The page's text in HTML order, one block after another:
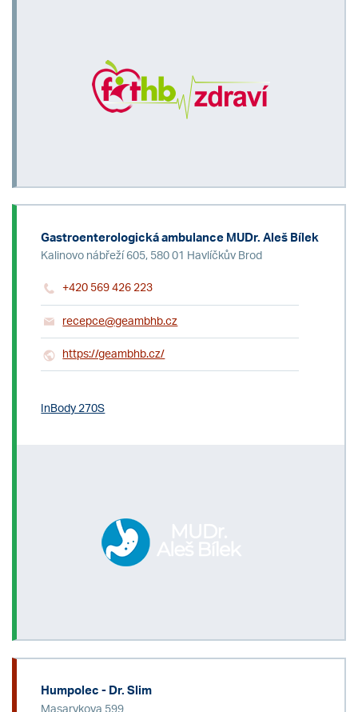
Gastroenterologická ambulance MUDr. Aleš Bílek
Kalinovo nábřeží 605, 580 01 Havlíčkův Brod
+420 569 426 223
recepce@geambhb.cz
https://geambhb.cz/
InBody 270S
Humpolec - Dr. Slim
Masarykova 599